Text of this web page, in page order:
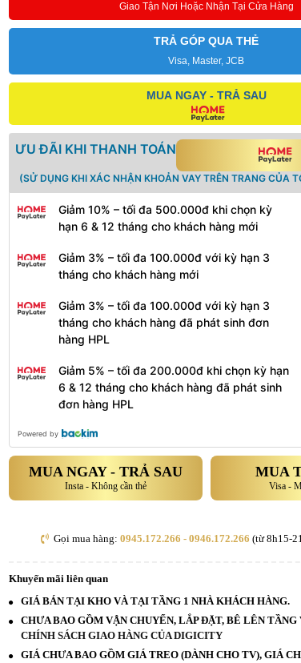
Giao Tận Nơi Hoặc Nhận Tại Cửa Hàng
TRẢ GÓP QUA THẺ
Visa, Master, JCB
MUA NGAY - TRẢ SAU
ƯU ĐÃI KHI THANH TOÁN
(SỬ DỤNG KHI XÁC NHẬN KHOẢN VAY TRÊN TRANG CỦA
Giảm 10% – tối đa 500.000đ khi chọn kỳ
hạn 6 & 12 tháng cho khách hàng mới
Giảm 3% – tối đa 100.000đ với kỳ hạn 3
tháng cho khách hàng mới
Giảm 3% – tối đa 100.000đ với kỳ hạn 3
tháng cho khách hàng đã phát sinh đơn
hàng HPL
Giảm 5% – tối đa 200.000đ khi chọn kỳ hạn
6 & 12 tháng cho khách hàng đã phát sinh
đơn hàng HPL
Powered by
MUA NGAY - TRẢ SAU
Insta - Không cần thẻ
MUA
Visa -
Gọi mua hàng: 0945.172.266 - 0946.172.266 (từ 8h15-
Khuyến mãi liên quan
GIÁ BÁN TẠI KHO VÀ TẠI TẦNG 1 NHÀ KHÁCH HÀNG.
CHƯA BAO GỒM VẬN CHUYỂN, LẮP ĐẶT, BÊ LÊN TẦNG
CHÍNH SÁCH GIAO HÀNG CỦA DIGICITY
GIÁ CHƯA BAO GỒM GIÁ TREO (DÀNH CHO TV), GIÁ